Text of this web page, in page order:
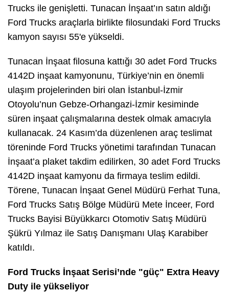
Trucks ile genişletti. Tunacan İnşaat’ın satın aldığı
Ford Trucks araçlarla birlikte filosundaki Ford Trucks
kamyon sayısı 55'e yükseldi.
Tunacan İnşaat filosuna kattığı 30 adet Ford Trucks
4142D inşaat kamyonunu, Türkiye’nin en önemli
ulaşım projelerinden biri olan İstanbul-İzmir
Otoyolu’nun Gebze-Orhangazi-İzmir kesiminde
süren inşaat çalışmalarına destek olmak amacıyla
kullanacak. 24 Kasım’da düzenlenen araç teslimat
töreninde Ford Trucks yönetimi tarafından Tunacan
İnşaat’a plaket takdim edilirken, 30 adet Ford Trucks
4142D inşaat kamyonu da firmaya teslim edildi.
Törene, Tunacan İnşaat Genel Müdürü Ferhat Tuna,
Ford Trucks Satış Bölge Müdürü Mete İnceer, Ford
Trucks Bayisi Büyükkarcı Otomotiv Satış Müdürü
Şükrü Yılmaz ile Satış Danışmanı Ulaş Karabiber
katıldı.
Ford Trucks İnşaat Serisi’nde "güç" Extra Heavy
Duty ile yükseliyor